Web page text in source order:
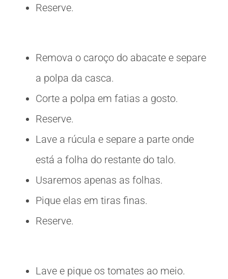
Reserve.
Remova o caroço do abacate e separe
a polpa da casca.
Corte a polpa em fatias a gosto.
Reserve.
Lave a rúcula e separe a parte onde
está a folha do restante do talo.
Usaremos apenas as folhas.
Pique elas em tiras finas.
Reserve.
Lave e pique os tomates ao meio.